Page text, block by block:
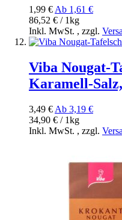
1,99 € Ab 1,61 €
86,52 € / 1kg
Inkl. MwSt. , zzgl.
Viba Nougat-
Karamell-
3,49 € Ab 3,19 €
34,90 € / 1kg
Inkl. MwSt. , zzgl.